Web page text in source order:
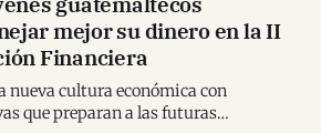
mejor su dinero en la II
Financiera
nueva cultura económica con
que preparan a las futuras